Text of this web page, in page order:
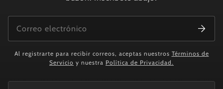
Al registrarte para recibir correos, aceptas nuestros Términos de
Servicio y nuestra Política de Privacidad.